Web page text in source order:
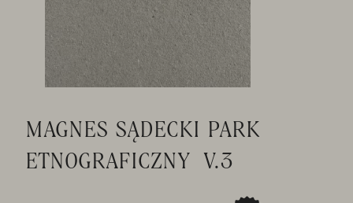
MAGNES SĄDECKI PARK
ETNOGRAFICZNY V.3